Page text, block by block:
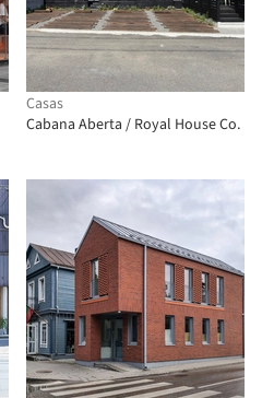
Casas
Cabana Aberta / Royal House Co.